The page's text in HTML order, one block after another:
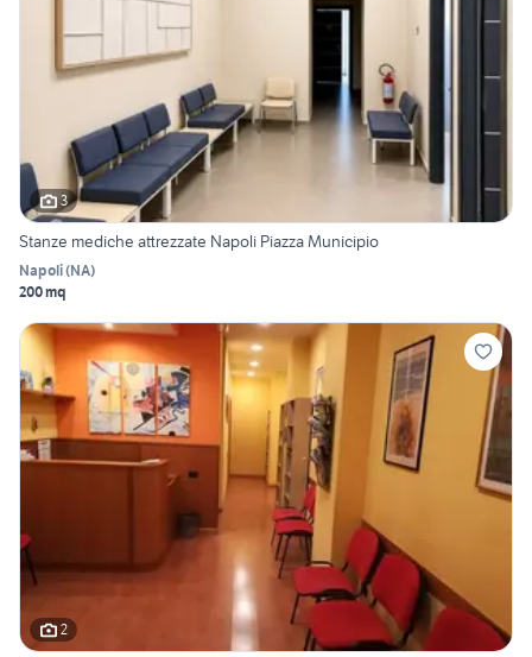
3
Stanze mediche attrezzate Napoli Piazza Municipio
Napoli(NA)
200 mq
2